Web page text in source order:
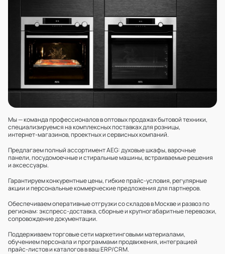
Мы — команда профессионалов в оптовых продажах бытовой техники,
специализируемся на комплексных поставках для розницы,
интернет‑магазинов, проектных и сервисных компаний.
Предлагаем полный ассортимент AEG: духовые шкафы, варочные
панели, посудомоечные и стиральные машины, встраиваемые решения
и аксессуары.
Гарантируем конкурентные цены, гибкие прайс‑условия, регулярные
акции и персональные коммерческие предложения для партнеров.
Обеспечиваем оперативные отгрузки со складов в Москве и развоз по
регионам: экспресс‑доставка, сборные и крупногабаритные перевозки,
сопровождение документации.
Поддерживаем торговые сети маркетинговыми материалами,
обучением персонала и программами продвижения, интеграцией
прайс‑листов и каталогов в ваш ERP/CRM.